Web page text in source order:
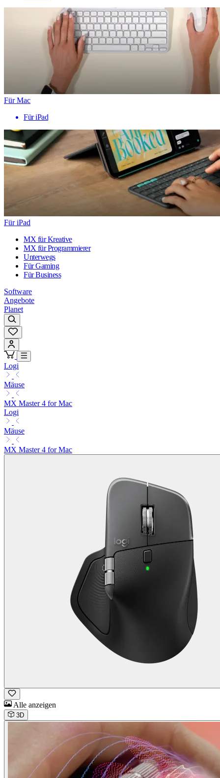
Für Mac
Für iPad
Für iPad
MX für Kreative
MX für Programmierer
Unterwegs
Für Gaming
Für Business
Software
Angebote
Planet
Logi
Mäuse
MX Master 4 for Mac
Logi
Mäuse
MX Master 4 for Mac
Alle anzeigen
3D